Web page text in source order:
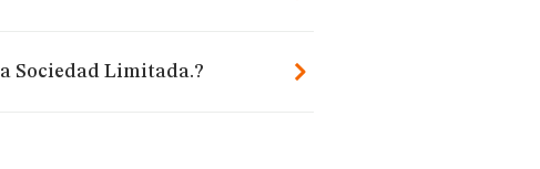
Sociedad Limitada.?